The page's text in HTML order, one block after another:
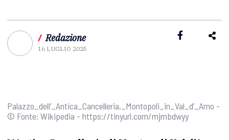
/ Redazione
16 LUGLIO 2025
Palazzo_dell’_Antica_Cancelleria,_Montopoli_in_Val_d’_Arno -
© Fonte: Wikipedia - https://tinyurl.com/mjmbdwyy